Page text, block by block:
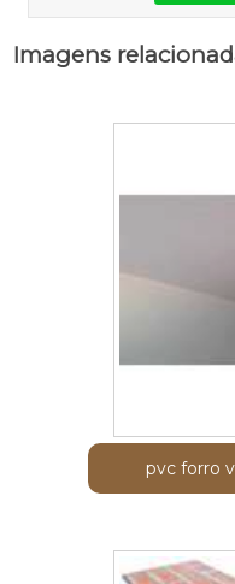
Imagens
pvc forro